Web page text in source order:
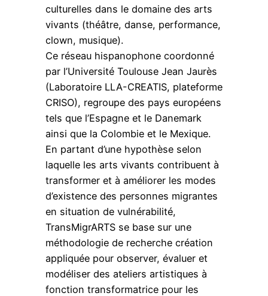
culturelles dans le domaine des arts
vivants (théâtre, danse, performance,
clown, musique).
Ce réseau hispanophone coordonné
par l’Université Toulouse Jean Jaurès
(Laboratoire LLA-CREATIS, plateforme
CRISO), regroupe des pays européens
tels que l’Espagne et le Danemark
ainsi que la Colombie et le Mexique.
En partant d’une hypothèse selon
laquelle les arts vivants contribuent à
transformer et à améliorer les modes
d’existence des personnes migrantes
en situation de vulnérabilité,
TransMigrARTS se base sur une
méthodologie de recherche création
appliquée pour observer, évaluer et
modéliser des ateliers artistiques à
fonction transformatrice pour les